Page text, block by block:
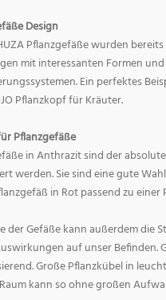
Design
Pflanzgefäße wurden
mit interessanten Formen
Ein perfektes
Pflanzkopf für Kräuter.
Pflanzgefäße
in Anthrazit sind der
werden. Sie sind eine gute
in Rot passend zu
der Gefäße kann außerdem die
auf unser
Große Pflanzkübel in
kann so ohne großen